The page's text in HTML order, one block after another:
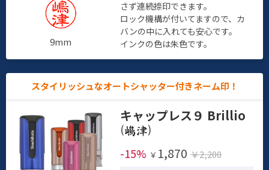
9mm
さず連続捺印できます。
ロック機構が付いてますので、カ
バンの中に入れても安心です。
インクの色は朱色です。
スタイリッシュなオートシャッター付きネーム印！
キャップレス９ Brillio
(
)
-15% ￥ 1,870 ￥2,200